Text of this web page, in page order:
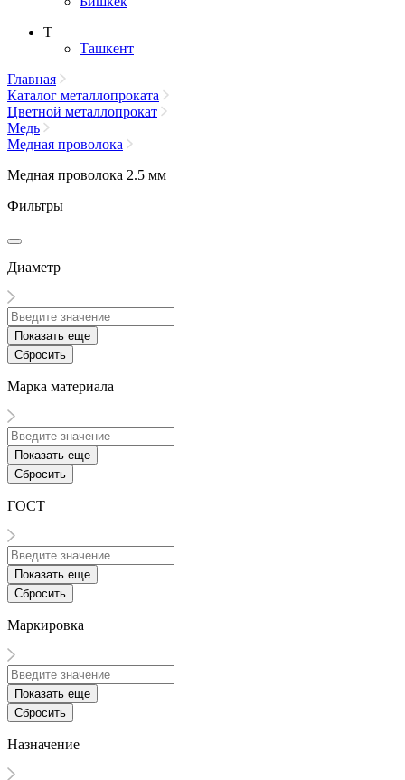
Т
Ташкент
Главная
Каталог металлопроката
Цветной металлопрокат
Медь
Медная проволока
Медная проволока 2.5 мм
Фильтры
Диаметр
Показать еще
Сбросить
Марка материала
Показать еще
Сбросить
ГОСТ
Показать еще
Сбросить
Маркировка
Показать еще
Сбросить
Назначение